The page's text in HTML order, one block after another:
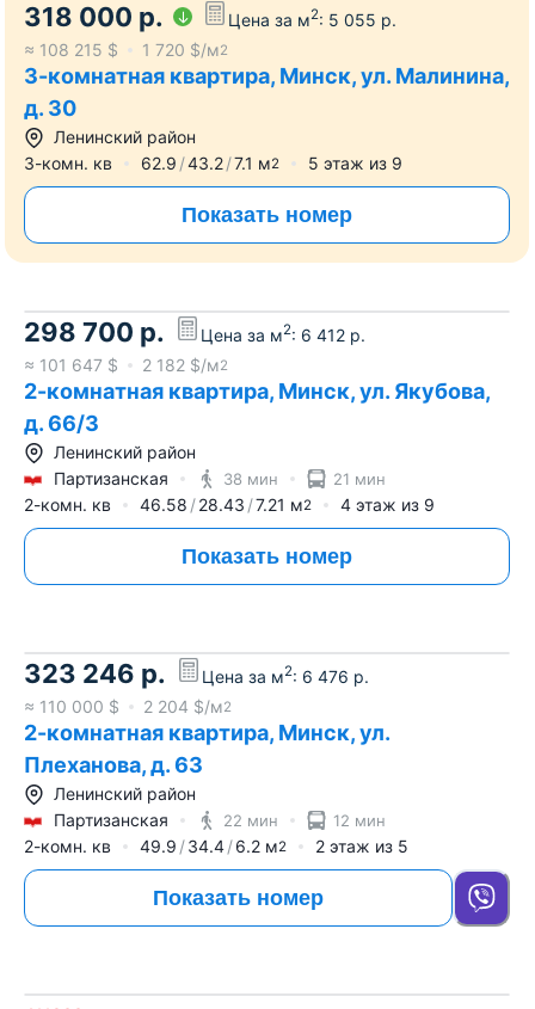
318 000 р. Цена за м2: 5 055 р.
≈ 108 215 $ 1 720 $/м2
3-комнатная квартира, Минск, ул. Малинина,
д. 30
Ленинский район
3-комн. кв
62.9 43.2 7.1 м2 5 этаж из 9
Показать номер
298 700 р. Цена за м2: 6 412 р.
≈ 101 647 $ 2 182 $/м2
2-комнатная квартира, Минск, ул. Якубова,
д. 66/3
Ленинский район
Партизанская
38 мин 21 мин
2-комн. кв 46.58 28.43 7.21 м2 4 этаж из 9
Показать номер
323 246 р. Цена за м2: 6 476 р.
≈ 110 000 $ 2 204 $/м2
2-комнатная квартира, Минск, ул.
Плеханова, д. 63
Ленинский район
Партизанская
22 мин 12 мин
2-комн. кв 49.9 34.4 6.2 м2 2 этаж из 5
Показать номер